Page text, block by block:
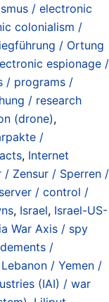
/ electronic
colonialism /
/ Ortung
espionage /
/ programs /
/ research
(drone),
/
, Internet
Zensur / Sperren /
/ control /
, Israel, Israel-US-
War Axis / spy
/
/ Yemen /
(IAI) / war